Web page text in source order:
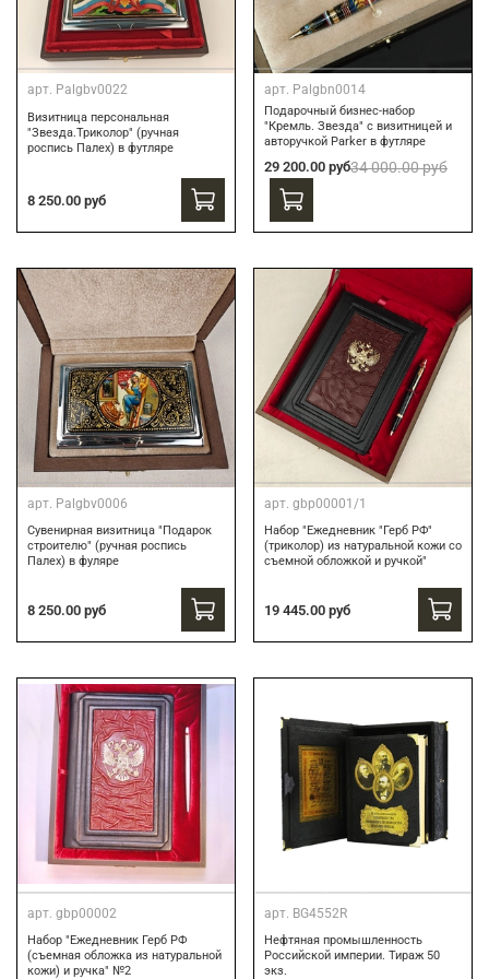
арт. Palgbv0022
Визитница персональная
"Звезда.Триколор" (ручная
роспись Палех) в футляре
8 250.00 руб
арт. Palgbn0014
Подарочный бизнес-набор
"Кремль. Звезда" с визитницей и
авторучкой Parker в футляре
29 200.00 руб34 000.00 руб
арт. Palgbv0006
Сувенирная визитница "Подарок
строителю" (ручная роспись
Палех) в фуляре
8 250.00 руб
арт. gbp00001/1
Набор "Ежедневник "Герб РФ"
(триколор) из натуральной кожи со
съемной обложкой и ручкой"
19 445.00 руб
арт. gbp00002
Набор "Ежедневник Герб РФ
(съемная обложка из натуральной
кожи) и ручка" №2
арт. BG4552R
Нефтяная промышленность
Российской империи. Тираж 50
экз.